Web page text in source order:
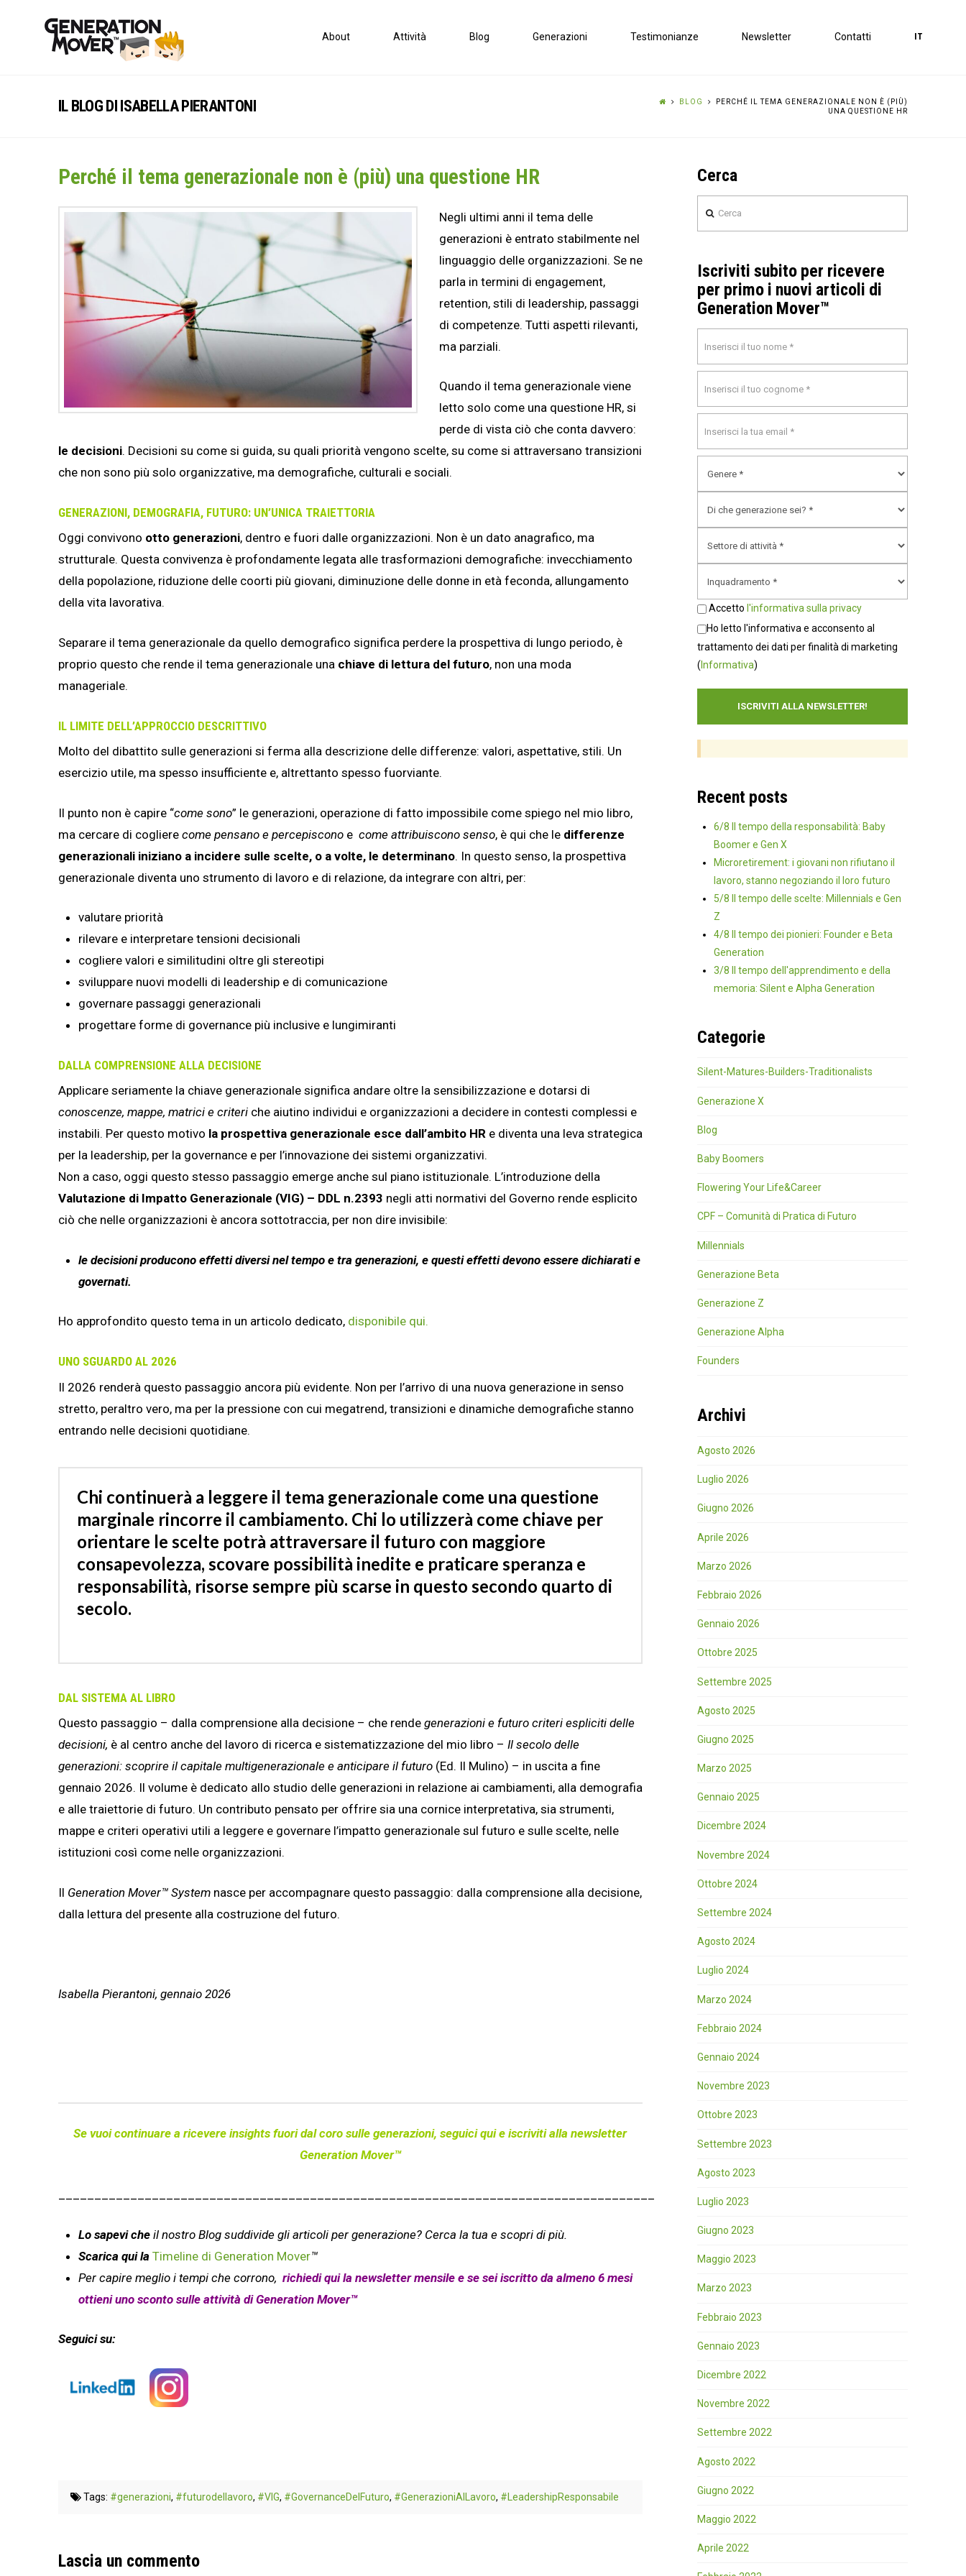
About Attività Blog Generazioni Testimonianze Newsletter Contatti IT
IL BLOG DI ISABELLA PIERANTONI BLOG
PERCHÉ IL TEMA GENERAZIONALE NON È (PIÙ)
UNA QUESTIONE HR
Perché il tema generazionale non è (più) una questione HR
Negli ultimi anni il tema delle
generazioni è entrato stabilmente nel
linguaggio delle organizzazioni. Se ne
parla in termini di engagement,
retention, stili di leadership, passaggi
di competenze. Tutti aspetti rilevanti,
ma parziali.
Quando il tema generazionale viene
letto solo come una questione HR, si
perde di vista ciò che conta davvero:
le decisioni. Decisioni su come si guida, su quali priorità vengono scelte, su come si attraversano transizioni
che non sono più solo organizzative, ma demografiche, culturali e sociali.
GENERAZIONI, DEMOGRAFIA, FUTURO: UN’UNICA TRAIETTORIA
Oggi convivono otto generazioni, dentro e fuori dalle organizzazioni. Non è un dato anagrafico, ma
strutturale. Questa convivenza è profondamente legata alle trasformazioni demografiche: invecchiamento
della popolazione, riduzione delle coorti più giovani, diminuzione delle donne in età feconda, allungamento
della vita lavorativa.
Separare il tema generazionale da quello demografico significa perdere la prospettiva di lungo periodo, è
proprio questo che rende il tema generazionale una chiave di lettura del futuro, non una moda
manageriale.
IL LIMITE DELL’APPROCCIO DESCRITTIVO
Molto del dibattito sulle generazioni si ferma alla descrizione delle differenze: valori, aspettative, stili. Un
esercizio utile, ma spesso insufficiente e, altrettanto spesso fuorviante.
Il punto non è capire “come sono” le generazioni, operazione di fatto impossibile come spiego nel mio libro,
ma cercare di cogliere come pensano e percepisconoe come attribuiscono senso, è qui che le differenze
generazionali iniziano a incidere sulle scelte, o a volte, le determinano. In questo senso, la prospettiva
generazionale diventa uno strumento di lavoro e di relazione, da integrare con altri, per:
valutare priorità
rilevare e interpretare tensioni decisionali
cogliere valori e similitudini oltre gli stereotipi
sviluppare nuovi modelli di leadership e di comunicazione
governare passaggi generazionali
progettare forme di governance più inclusive e lungimiranti
DALLA COMPRENSIONE ALLA DECISIONE
Applicare seriamente la chiave generazionale significa andare oltre la sensibilizzazione e dotarsi di
conoscenze, mappe, matrici e criteriche aiutino individui e organizzazioni a decidere in contesti complessi e
instabili. Per questo motivo la prospettiva generazionale esce dall’ambito HRe diventa una leva strategica
per la leadership, per la governance e per l’innovazione dei sistemi organizzativi.
Non a caso, oggi questo stesso passaggio emerge anche sul piano istituzionale. L’introduzione della
Valutazione di Impatto Generazionale (VIG) – DDL n.2393 negli atti normativi del Governo rende esplicito
ciò che nelle organizzazioni è ancora sottotraccia, per non dire invisibile:
le decisioni producono effetti diversi nel tempo e tra generazioni, e questi effetti devono essere dichiarati e
governati.
Ho approfondito questo tema in un articolo dedicato,disponibile qui.
UNO SGUARDO AL 2026
Il 2026 renderà questo passaggio ancora più evidente. Non per l’arrivo di una nuova generazione in senso
stretto, peraltro vero, ma per la pressione con cui megatrend, transizioni e dinamiche demografiche stanno
entrando nelle decisioni quotidiane.
Chi continuerà a leggere il tema generazionale come una questione
marginale rincorre il cambiamento. Chi lo utilizzerà come chiave per
orientare le scelte potrà attraversare il futuro con maggiore
consapevolezza, scovare possibilità inedite e praticare speranza e
responsabilità, risorse sempre più scarse in questo secondo quarto di
secolo.
DAL SISTEMA AL LIBRO
Questo passaggio – dalla comprensione alla decisione – che rende generazioni e futuro criteri espliciti delle
decisioni, è al centro anche del lavoro di ricerca e sistematizzazione del mio libro – Il secolo delle
generazioni: scoprire il capitale multigenerazionale e anticipare il futuro(Ed. Il Mulino) – in uscita a fine
gennaio 2026. Il volume è dedicato allo studio delle generazioni in relazione ai cambiamenti, alla demografia
e alle traiettorie di futuro. Un contributo pensato per offrire sia una cornice interpretativa, sia strumenti,
mappe e criteri operativi utili a leggere e governare l’impatto generazionale sul futuro e sulle scelte, nelle
istituzioni così come nelle organizzazioni.
Il Generation Mover™ System nasce per accompagnare questo passaggio: dalla comprensione alla decisione,
dalla lettura del presente alla costruzione del futuro.
Isabella Pierantoni, gennaio 2026
Se vuoi continuare a ricevere insights fuori dal coro sulle generazioni, seguici qui eiscrivitialla newsletter
Generation Mover™
Lo sapevi cheil nostro Blog suddivide gli articoli per generazione? Cerca la tua e scopri di più.
Scarica qui la Timeline di Generation Mover™
Per capire meglio i tempi che corrono, richiedi qui la newsletter mensile e se sei iscritto da almeno 6 mesi
ottieni uno sconto sulle attività di Generation Mover™
Seguici su:
Tags: #generazioni, #futurodellavoro, #VIG, #GovernanceDelFuturo, #GenerazioniAlLavoro, #LeadershipResponsabile
Lascia un commento
Cerca
Iscriviti subito per ricevere
per primo i nuovi articoli di
Generation Mover™
Accetto l'informativa sulla privacy
Ho letto l'informativa e acconsento al
trattamento dei dati per finalità di marketing
( Informativa)
Recent posts
6/8 Il tempo della responsabilità: Baby
Boomer e Gen X
Microretirement: i giovani non rifiutano il
lavoro, stanno negoziando il loro futuro
5/8 Il tempo delle scelte: Millennials e Gen
Z
4/8 Il tempo dei pionieri: Founder e Beta
Generation
3/8 Il tempo dell'apprendimento e della
memoria: Silent e Alpha Generation
Categorie
Silent-Matures-Builders-Traditionalists
Generazione X
Blog
Baby Boomers
Flowering Your Life&Career
CPF – Comunità di Pratica di Futuro
Millennials
Generazione Beta
Generazione Z
Generazione Alpha
Founders
Archivi
Agosto 2026
Luglio 2026
Giugno 2026
Aprile 2026
Marzo 2026
Febbraio 2026
Gennaio 2026
Ottobre 2025
Settembre 2025
Agosto 2025
Giugno 2025
Marzo 2025
Gennaio 2025
Dicembre 2024
Novembre 2024
Ottobre 2024
Settembre 2024
Agosto 2024
Luglio 2024
Marzo 2024
Febbraio 2024
Gennaio 2024
Novembre 2023
Ottobre 2023
Settembre 2023
Agosto 2023
Luglio 2023
Giugno 2023
Maggio 2023
Marzo 2023
Febbraio 2023
Gennaio 2023
Dicembre 2022
Novembre 2022
Settembre 2022
Agosto 2022
Giugno 2022
Maggio 2022
Aprile 2022